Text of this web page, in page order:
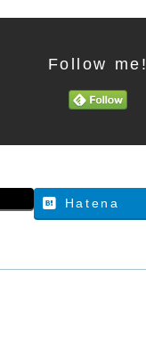
Follow me!
Hatena